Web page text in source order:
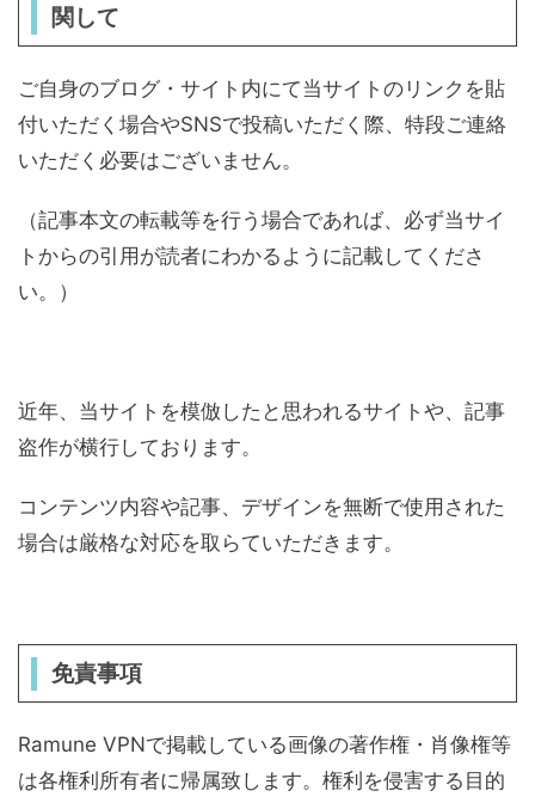
関して
ご自身のブログ・サイト内にて当サイトのリンクを貼
付いただく場合やSNSで投稿いただく際、特段ご連絡
いただく必要はございません。
（記事本文の転載等を行う場合であれば、必ず当サイ
トからの引用が読者にわかるように記載してくださ
い。）
近年、当サイトを模倣したと思われるサイトや、記事
盗作が横行しております。
コンテンツ内容や記事、デザインを無断で使用された
場合は厳格な対応を取らていただきます。
免責事項
Ramune VPNで掲載している画像の著作権・肖像権等
は各権利所有者に帰属致します。権利を侵害する目的